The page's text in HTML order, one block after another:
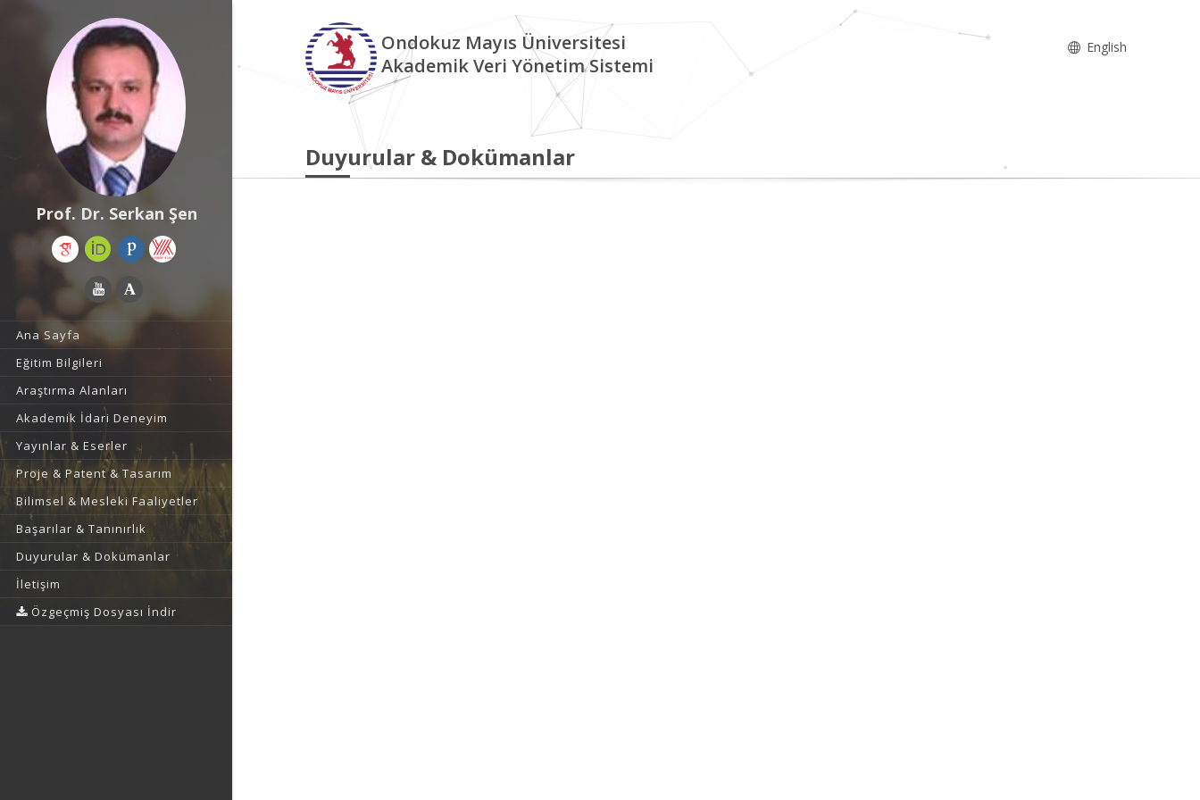
Prof. Dr. Serkan Şen
Ana Sayfa
Eğitim Bilgileri
Araştırma Alanları
Akademik İdari Deneyim
Yayınlar & Eserler
Proje & Patent & Tasarım
Bilimsel & Mesleki Faaliyetler
Başarılar & Tanınırlık
Duyurular & Dokümanlar
İletişim
Özgeçmiş Dosyası İndir
Ondokuz Mayıs Üniversitesi
Akademik Veri Yönetim Sistemi
English
Duyurular & Dokümanlar